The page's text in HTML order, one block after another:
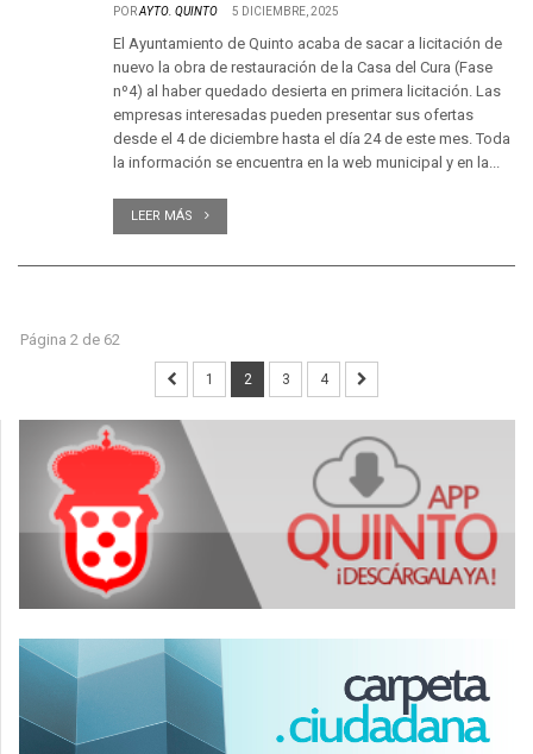
PORAYTO. QUINTO 5 DICIEMBRE, 2025
El Ayuntamiento de Quinto acaba de sacar a licitación de
nuevo la obra de restauración de la Casa del Cura (Fase
nº4) al haber quedado desierta en primera licitación. Las
empresas interesadas pueden presentar sus ofertas
desde el 4 de diciembre hasta el día 24 de este mes. Toda
la información se encuentra en la web municipal y en la...
LEER MÁS
Página 2 de 62
1 2 3 4